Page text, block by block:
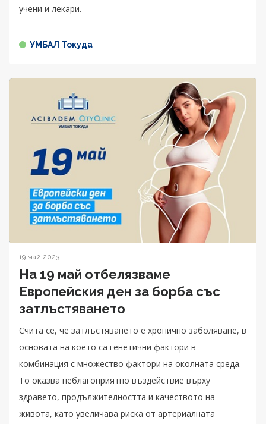
учени и лекари.
УМБАЛ Токуда
19 май 2023
На 19 май отбелязваме
Европейския ден за борба със
затлъстяването
Счита се, че затлъстяването е хронично заболяване, в
основата на което са генетични фактори в
комбинация с множество фактори на околната среда.
То оказва неблагоприятно въздействие върху
здравето, продължителността и качеството на
живота, като увеличава риска от артериалната